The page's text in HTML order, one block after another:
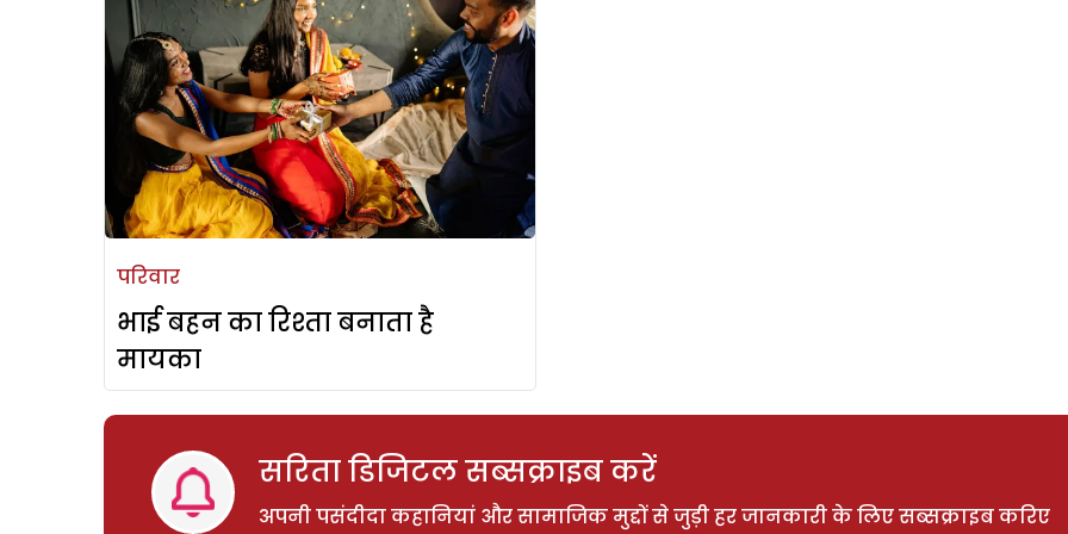
परिवार
भाई बहन का रिश्ता बनाता है
मायका
सरिता डिजिटल सब्सक्राइब करें
अपनी पसंदीदा कहानियां और सामाजिक मुद्दों से जुड़ी हर जानकारी के लिए सब्सक्राइब करिए